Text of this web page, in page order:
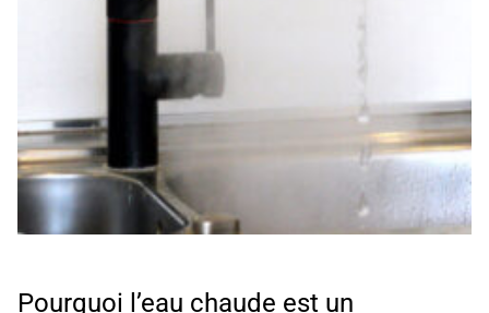
Pourquoi l’eau chaude est un